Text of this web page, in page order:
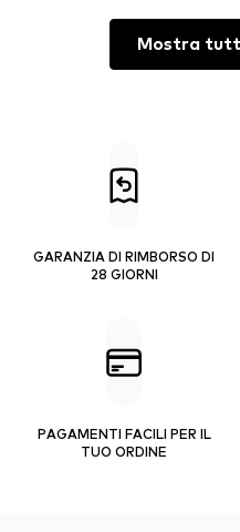
Mostra
GARANZIA DI RIMBORSO DI
28 GIORNI
PAGAMENTI FACILI PER IL
TUO ORDINE